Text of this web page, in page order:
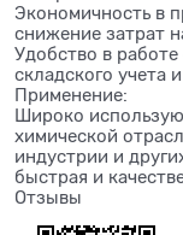
Экономичность в
снижение затрат
Удобство в
складского учета
Применение:
Широко
химической
индустрии и
быстрая и
Отзывы